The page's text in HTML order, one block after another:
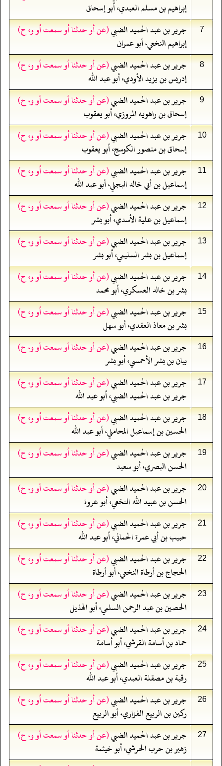
إبراهيم بن مسلم العبدي، أبو إسحاق
7 جرير بن عبد الحميد الضبي(عن أو حدثنا أو سمعت أو و، ح)
إبراهيم النخعي، أبو عمران
8 جرير بن عبد الحميد الضبي(عن أو حدثنا أو سمعت أو و، ح)
إدريس بن يزيد الأودي، أبو عبد الله
9 جرير بن عبد الحميد الضبي(عن أو حدثنا أو سمعت أو و، ح)
إسحاق بن راهويه المروزي، أبو يعقوب
10 جرير بن عبد الحميد الضبي(عن أو حدثنا أو سمعت أو و، ح)
إسحاق بن منصور الكوسج، أبو يعقوب
11 جرير بن عبد الحميد الضبي(عن أو حدثنا أو سمعت أو و، ح)
إسماعيل بن أبي خالد البجلي، أبو عبد الله
12 جرير بن عبد الحميد الضبي(عن أو حدثنا أو سمعت أو و، ح)
إسماعيل بن علية الأسدي، أبو بشر
13 جرير بن عبد الحميد الضبي(عن أو حدثنا أو سمعت أو و، ح)
إسماعيل بن بشر السليمي، أبو بشر
14 جرير بن عبد الحميد الضبي(عن أو حدثنا أو سمعت أو و، ح)
بشر بن خالد العسكري، أبو محمد
15 جرير بن عبد الحميد الضبي(عن أو حدثنا أو سمعت أو و، ح)
بشر بن معاذ العقدي، أبو سهل
16 جرير بن عبد الحميد الضبي(عن أو حدثنا أو سمعت أو و، ح)
بيان بن بشر الأحمسي، أبو بشر
17 جرير بن عبد الحميد الضبي(عن أو حدثنا أو سمعت أو و، ح)
جرير بن عبد الحميد الضبي، أبو عبد الله
18 جرير بن عبد الحميد الضبي(عن أو حدثنا أو سمعت أو و، ح)
الحسين بن إسماعيل المحاملي، أبو عبد الله
19 جرير بن عبد الحميد الضبي(عن أو حدثنا أو سمعت أو و، ح)
الحسن البصري، أبو سعيد
20 جرير بن عبد الحميد الضبي(عن أو حدثنا أو سمعت أو و، ح)
الحسن بن عبيد الله النخعي، أبو عروة
21 جرير بن عبد الحميد الضبي(عن أو حدثنا أو سمعت أو و، ح)
حبيب بن أبي عمرة الحماني، أبو عبد الله
22 جرير بن عبد الحميد الضبي(عن أو حدثنا أو سمعت أو و، ح)
الحجاج بن أرطاة النخعي، أبو أرطاة
23 جرير بن عبد الحميد الضبي(عن أو حدثنا أو سمعت أو و، ح)
الحصين بن عبد الرحمن السلمي، أبو الهذيل
24 جرير بن عبد الحميد الضبي(عن أو حدثنا أو سمعت أو و، ح)
حماد بن أسامة القرشي، أبو أسامة
25 جرير بن عبد الحميد الضبي(عن أو حدثنا أو سمعت أو و، ح)
رقبة بن مصقلة العبدي، أبو عبد الله
26 جرير بن عبد الحميد الضبي(عن أو حدثنا أو سمعت أو و، ح)
ركين بن الربيع الفزاري، أبو الربيع
27 جرير بن عبد الحميد الضبي(عن أو حدثنا أو سمعت أو و، ح)
زهير بن حرب الحرشي، أبو خيثمة